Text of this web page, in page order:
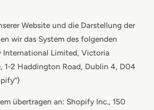
Website und die Darstellung der
wir das System des folgenden
International Limited, Victoria
1-2 Haddington Road, Dublin 4, D04
übertragen an: Shopify Inc., 150